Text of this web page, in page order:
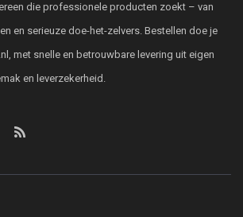
die professionele producten zoekt – van
en serieuze doe-het-zelvers. Bestellen doe je
met snelle en betrouwbare levering uit eigen
en leverzekerheid.